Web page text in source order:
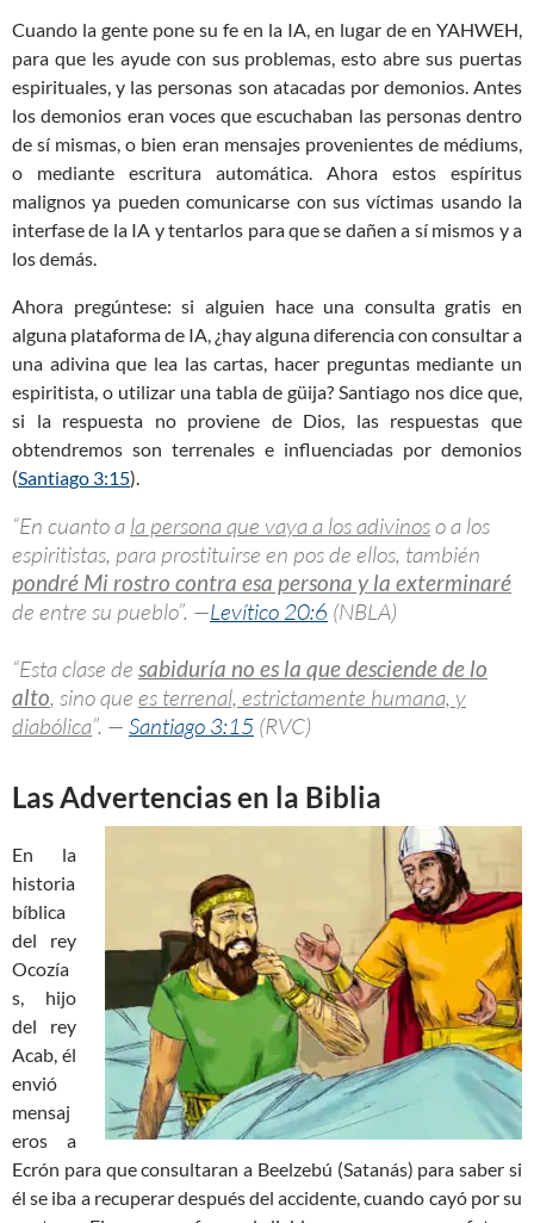
Cuando la gente pone su fe en la IA, en lugar de en YAHWEH,
para que les ayude con sus problemas, esto abre sus puertas
espirituales, y las personas son atacadas por demonios. Antes
los demonios eran voces que escuchaban las personas dentro
de sí mismas, o bien eran mensajes provenientes de médiums,
o mediante escritura automática. Ahora estos espíritus
malignos ya pueden comunicarse con sus víctimas usando la
interfase de la IA y tentarlos para que se dañen a sí mismos y a
los demás.
Ahora pregúntese: si alguien hace una consulta gratis en
alguna plataforma de IA, ¿hay alguna diferencia con consultar a
una adivina que lea las cartas, hacer preguntas mediante un
espiritista, o utilizar una tabla de güija? Santiago nos dice que,
si la respuesta no proviene de Dios, las respuestas que
obtendremos son terrenales e influenciadas por demonios
(Santiago 3:15).
“En cuanto a la persona que vaya a los adivinoso a los
espiritistas, para prostituirse en pos de ellos, también
pondré Mi rostro contra esa persona y la exterminaré
de entre su pueblo”. —Levítico 20:6 (NBLA)
“Esta clase de sabiduría no es la que desciende de lo
alto, sino que es terrenal, estrictamente humana, y
diabólica”. — Santiago 3:15 (RVC)
Las Advertencias en la Biblia
En la
historia
bíblica
del rey
Ocozía
s, hijo
del rey
Acab, él
envió
mensaj
eros a
Ecrón para que consultaran a Beelzebú (Satanás) para saber si
él se iba a recuperar después del accidente, cuando cayó por su